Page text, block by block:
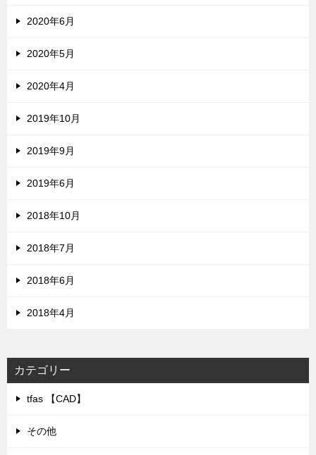
2020年6月
2020年5月
2020年4月
2019年10月
2019年9月
2019年6月
2018年10月
2018年7月
2018年6月
2018年4月
カテゴリー
tfas 【CAD】
その他